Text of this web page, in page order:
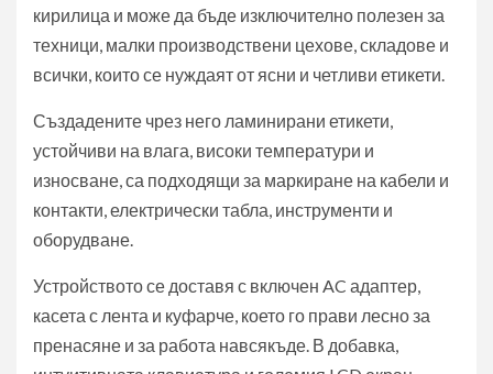
кирилица и може да бъде изключително полезен за
техници, малки производствени цехове, складове и
всички, които се нуждаят от ясни и четливи етикети.
Създадените чрез него ламинирани етикети,
устойчиви на влага, високи температури и
износване, са подходящи за маркиране на кабели и
контакти, електрически табла, инструменти и
оборудване.
Устройството се доставя с включен AC адаптер,
касета с лента и куфарче, което го прави лесно за
пренасяне и за работа навсякъде. В добавка,